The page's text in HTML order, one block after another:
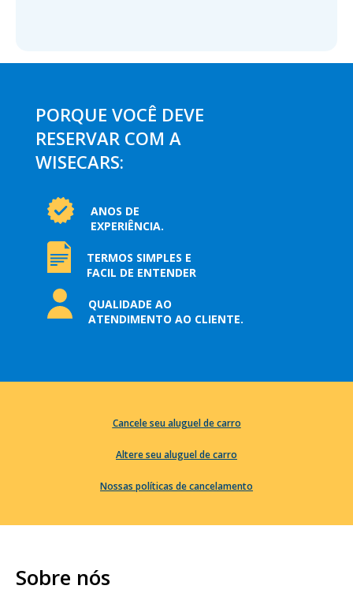
PORQUE VOCÊ DEVE
RESERVAR COM A
WISECARS:
ANOS DE
EXPERIÊNCIA.
TERMOS SIMPLES E
FACIL DE ENTENDER
QUALIDADE AO
ATENDIMENTO AO CLIENTE.
Cancele seu aluguel de carro
Altere seu aluguel de carro
Nossas políticas de cancelamento
Sobre nós